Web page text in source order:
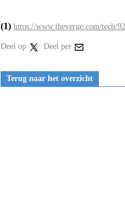
(1) https://www.theverge.com/tech/
Deel op Deel per
Terug naar het overzicht